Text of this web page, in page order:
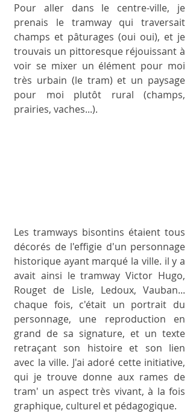
Pour aller dans le centre-ville, je
prenais le tramway qui traversait
champs et pâturages (oui oui), et je
trouvais un pittoresque réjouissant à
voir se mixer un élément pour moi
très urbain (le tram) et un paysage
pour moi plutôt rural (champs,
prairies, vaches...).
Les tramways bisontins étaient tous
décorés de l'effigie d'un personnage
historique ayant marqué la ville. il y a
avait ainsi le tramway Victor Hugo,
Rouget de Lisle, Ledoux, Vauban...
chaque fois, c'était un portrait du
personnage, une reproduction en
grand de sa signature, et un texte
retraçant son histoire et son lien
avec la ville. J'ai adoré cette initiative,
qui je trouve donne aux rames de
tram' un aspect très vivant, à la fois
graphique, culturel et pédagogique.